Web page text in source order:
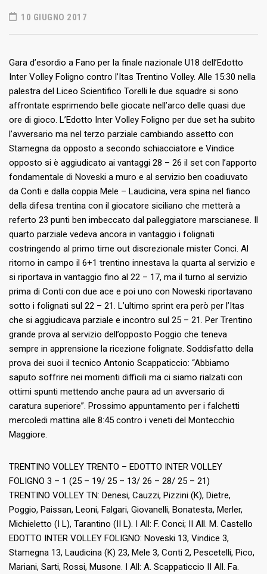
10 GIUGNO 2017
Gara d’esordio a Fano per la finale nazionale U18 dell’Edotto
Inter Volley Foligno contro l’Itas Trentino Volley. Alle 15:30 nella
palestra del Liceo Scientifico Torelli le due squadre si sono
affrontate esprimendo belle giocate nell’arco delle quasi due
ore di gioco. L’Edotto Inter Volley Foligno per due set ha subito
l’avversario ma nel terzo parziale cambiando assetto con
Stamegna da opposto a secondo schiacciatore e Vindice
opposto si è aggiudicato ai vantaggi 28 – 26 il set con l’apporto
fondamentale di Noveski a muro e al servizio ben coadiuvato
da Conti e dalla coppia Mele – Laudicina, vera spina nel fianco
della difesa trentina con il giocatore siciliano che metterà a
referto 23 punti ben imbeccato dal palleggiatore marscianese. Il
quarto parziale vedeva ancora in vantaggio i folignati
costringendo al primo time out discrezionale mister Conci. Al
ritorno in campo il 6+1 trentino innestava la quarta al servizio e
si riportava in vantaggio fino al 22 – 17, ma il turno al servizio
prima di Conti con due ace e poi uno con Noweski riportavano
sotto i folignati sul 22 – 21. L’ultimo sprint era però per l’Itas
che si aggiudicava parziale e incontro sul 25 – 21. Per Trentino
grande prova al servizio dell’opposto Poggio che teneva
sempre in apprensione la ricezione folignate. Soddisfatto della
prova dei suoi il tecnico Antonio Scappaticcio: “Abbiamo
saputo soffrire nei momenti difficili ma ci siamo rialzati con
ottimi spunti mettendo anche paura ad un avversario di
caratura superiore”. Prossimo appuntamento per i falchetti
mercoledi mattina alle 8:45 contro i veneti del Montecchio
Maggiore.
TRENTINO VOLLEY TRENTO – EDOTTO INTER VOLLEY
FOLIGNO 3 – 1 (25 – 19/ 25 – 13/ 26 – 28/ 25 – 21)
TRENTINO VOLLEY TN: Denesi, Cauzzi, Pizzini (K), Dietre,
Poggio, Paissan, Leoni, Falgari, Giovanelli, Bonatesta, Merler,
Michieletto (I L), Tarantino (II L). I All: F. Conci; II All. M. Castello
EDOTTO INTER VOLLEY FOLIGNO: Noveski 13, Vindice 3,
Stamegna 13, Laudicina (K) 23, Mele 3, Conti 2, Pescetelli, Pico,
Mariani, Sarti, Rossi, Musone. I All: A. Scappaticcio II All. Fa.